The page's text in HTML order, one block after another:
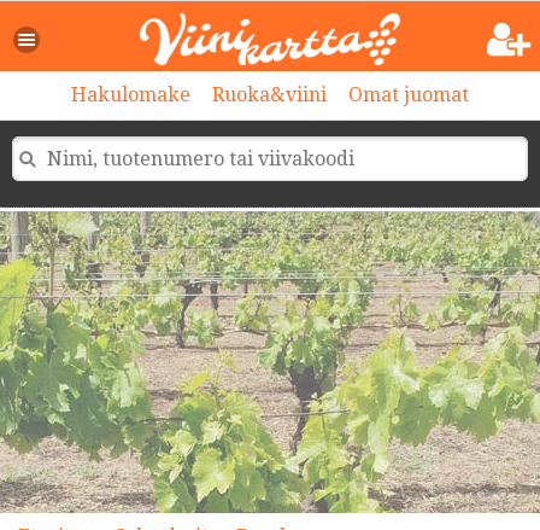
Hakulomake Ruoka&viini Omat juomat